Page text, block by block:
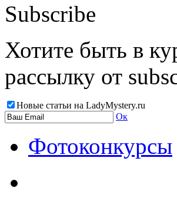
Subscribe
Хотите быть в
рассылку от
Новые статьи на LadyMystery.ru
Ок
Фотоконкурсы